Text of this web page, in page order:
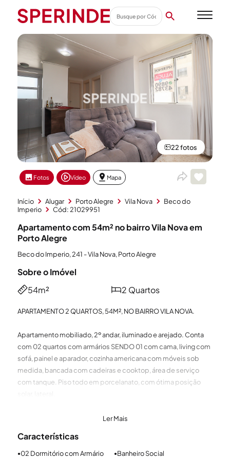
22 fotos
Fotos Vídeo Mapa
Início Alugar Porto Alegre Vila Nova
Beco do
Imperio
Cód: 21029951
Apartamento com 54m² no bairro Vila Nova em
Porto Alegre
Beco do Imperio, 241 - Vila Nova, Porto Alegre
Sobre o Imóvel
54m²
2 Quartos
APARTAMENTO 2 QUARTOS, 54M², NO BAIRRO VILA NOVA.
Apartamento mobiliado, 2º andar, iluminado e arejado. Conta
com 02 quartos com armários SENDO 01 com cama, living com
sofá, painel e aparador, cozinha americana com móveis sob
medida, bancada com cadeiras e cooktop, área de serviço
com tanque. Piso todo em porcelanato, com ótima posição
Condomínio com portaria 24 horas, estacionamento rotativo
esportes, quiosques com churrasqueiras, fitness ao ar livre,
mercadinho, sem contar com a área verde para laser.
Ler Mais
Características
●02 Dormitório com Armário ●Banheiro Social